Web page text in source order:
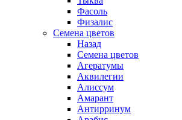
Фасоль
Физалис
Семена цветов
Назад
Семена цветов
Агератумы
Аквилегии
Алиссум
Амарант
Антирринум